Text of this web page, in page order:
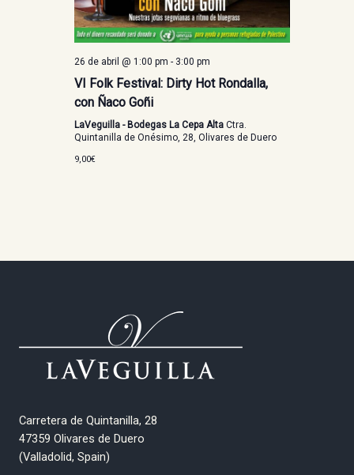
26 de abril @ 1:00 pm - 3:00 pm
VI Folk Festival: Dirty Hot Rondalla,
con Ñaco Goñi
LaVeguilla - Bodegas La Cepa Alta Ctra.
Quintanilla de Onésimo, 28, Olivares de Duero
9,00€
Carretera de Quintanilla, 28
47359 Olivares de Duero
(Valladolid, Spain)